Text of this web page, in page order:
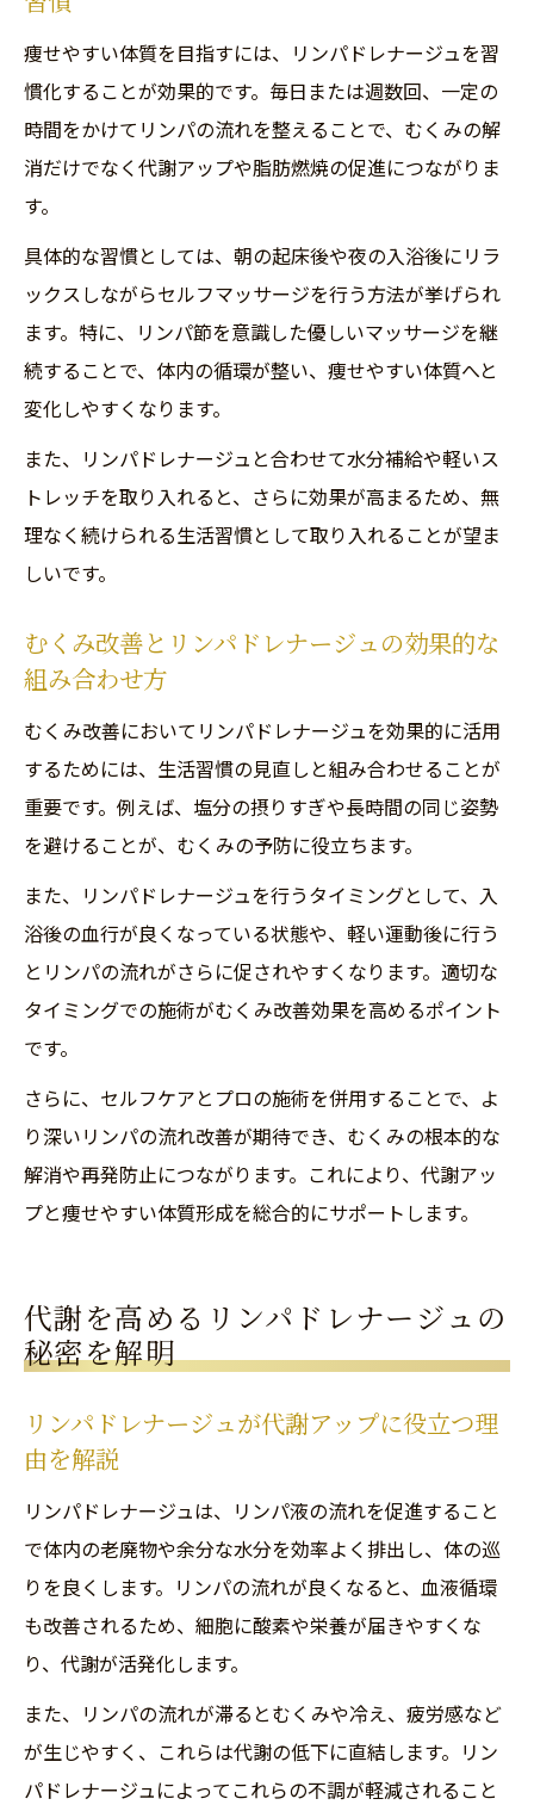
セルフケアで実感するリンパドレナージュ
の効果
リンパドレナージュを続けるコツと注意点
を解説
ケア
痩せやすい体質を目指すには、リンパドレナージュを習
慣化することが効果的です。毎日または週数回、一定の
時間をかけてリンパの流れを整えることで、むくみの解
消だけでなく代謝アップや脂肪燃焼の促進につながりま
す。
具体的な習慣としては、朝の起床後や夜の入浴後にリラ
ックスしながらセルフマッサージを行う方法が挙げられ
ます。特に、リンパ節を意識した優しいマッサージを継
続することで、体内の循環が整い、痩せやすい体質へと
変化しやすくなります。
また、リンパドレナージュと合わせて水分補給や軽いス
トレッチを取り入れると、さらに効果が高まるため、無
理なく続けられる生活習慣として取り入れることが望ま
しいです。
むくみ改善とリンパドレナージュの効果的な
組み合わせ方
むくみ改善においてリンパドレナージュを効果的に活用
するためには、生活習慣の見直しと組み合わせることが
重要です。例えば、塩分の摂りすぎや長時間の同じ姿勢
を避けることが、むくみの予防に役立ちます。
また、リンパドレナージュを行うタイミングとして、入
浴後の血行が良くなっている状態や、軽い運動後に行う
とリンパの流れがさらに促されやすくなります。適切な
タイミングでの施術がむくみ改善効果を高めるポイント
です。
さらに、セルフケアとプロの施術を併用することで、よ
り深いリンパの流れ改善が期待でき、むくみの根本的な
解消や再発防止につながります。これにより、代謝アッ
プと痩せやすい体質形成を総合的にサポートします。
代謝を高めるリンパドレナージュの
秘密を解明
リンパドレナージュが代謝アップに役立つ理
由を解説
リンパドレナージュは、リンパ液の流れを促進すること
で体内の老廃物や余分な水分を効率よく排出し、体の巡
りを良くします。リンパの流れが良くなると、血液循環
も改善されるため、細胞に酸素や栄養が届きやすくな
り、代謝が活発化します。
また、リンパの流れが滞るとむくみや冷え、疲労感など
が生じやすく、これらは代謝の低下に直結します。リン
パドレナージュによってこれらの不調が軽減されること